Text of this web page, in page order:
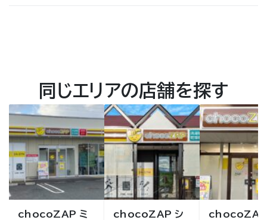
同じエリアの店舗を探す
chocoZAP ミ
chocoZAP シ
chocoZAP